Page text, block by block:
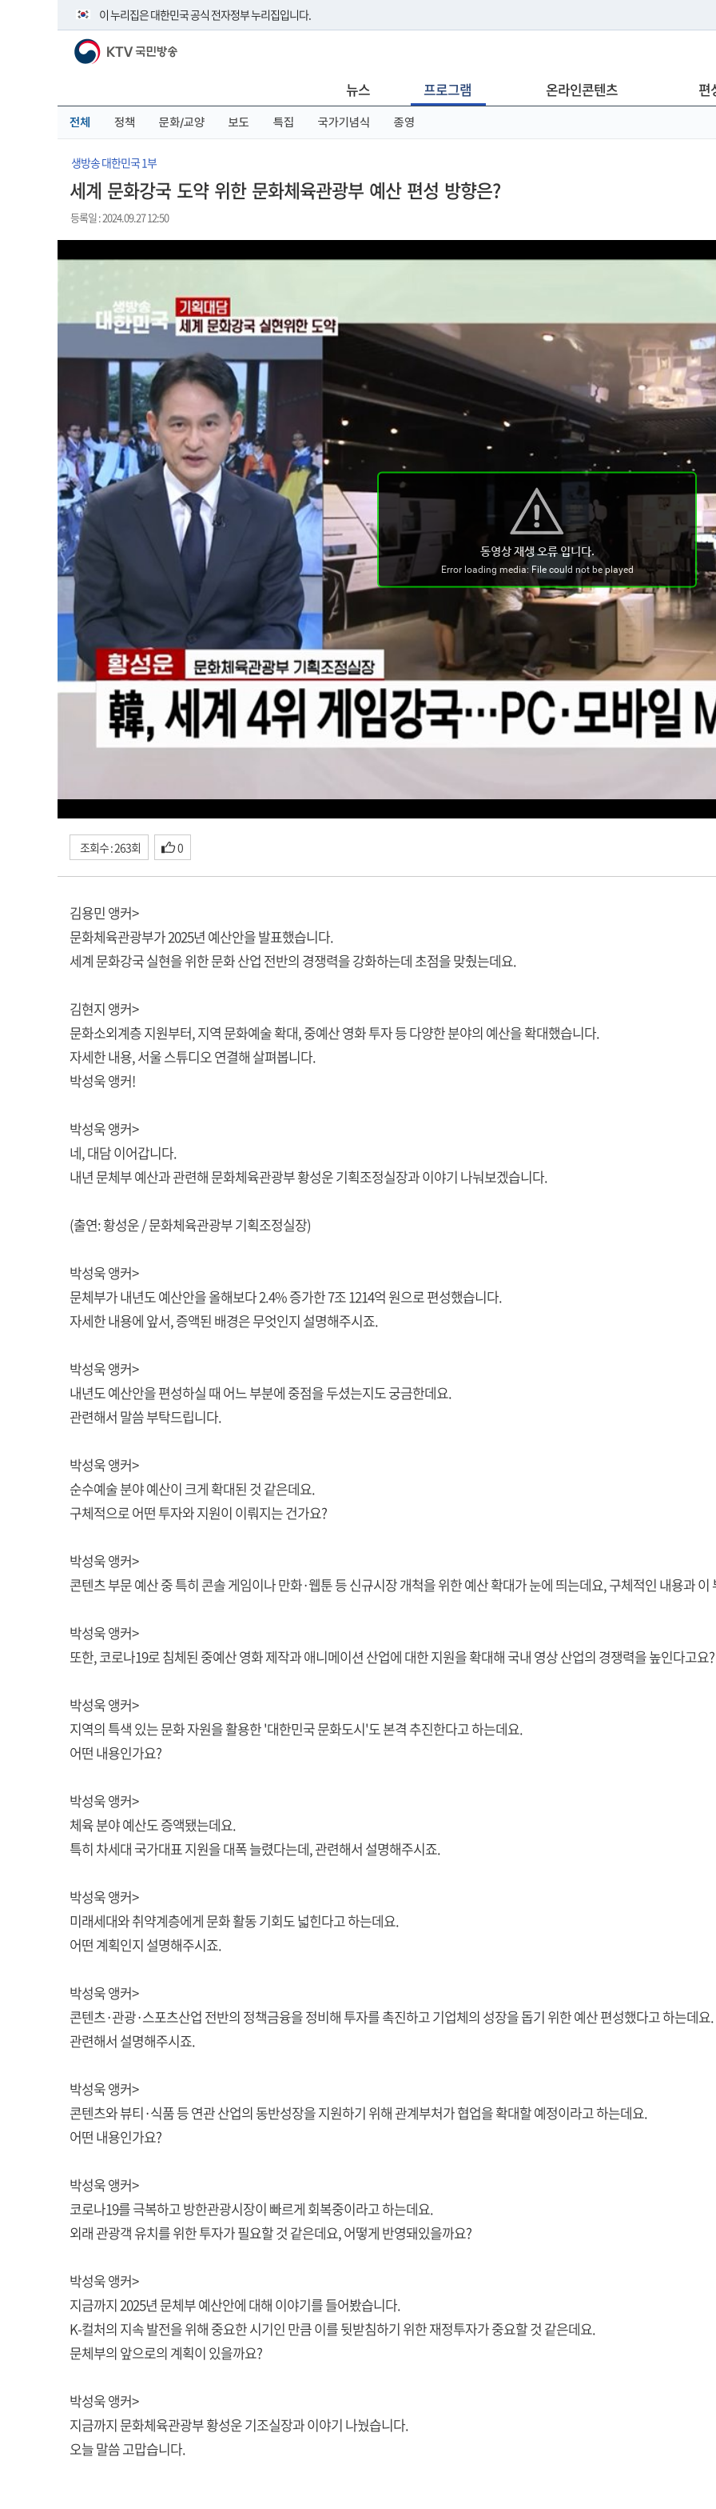
이 누리집은 대한민국 공식 전자정부 누리집입니다.
공식 누리집 주소 확인하기
이밖에 or.kr 또는 .kr등 다른 도메인 주소를 사용하고 있다면 아래 URL에서 도메인 주소를 확인해 보세요
KTV 국민방송
뉴스 프로그램 온라인콘텐츠 편
전체 정책 문화/교양 보도 특집 국가기념식 종영
생방송 대한민국 1부
세계 문화강국 도약 위한 문화체육관광부 예산 편성 방향은?
등록일 : 2024.09.27 12:50
조회수 : 263회 0
김용민 앵커>
문화체육관광부가 2025년 예산안을 발표했습니다.
세계 문화강국 실현을 위한 문화 산업 전반의 경쟁력을 강화하는데 초점을 맞췄는데요.
김현지 앵커>
문화소외계층 지원부터, 지역 문화예술 확대, 중예산 영화 투자 등 다양한 분야의 예산을 확대했습니다.
자세한 내용, 서울 스튜디오 연결해 살펴봅니다.
박성욱 앵커!
박성욱 앵커>
네, 대담 이어갑니다.
내년 문체부 예산과 관련해 문화체육관광부 황성운 기획조정실장과 이야기 나눠보겠습니다.
(출연: 황성운 / 문화체육관광부 기획조정실장)
박성욱 앵커>
문체부가 내년도 예산안을 올해보다 2.4% 증가한 7조 1214억 원으로 편성했습니다.
자세한 내용에 앞서, 증액된 배경은 무엇인지 설명해주시죠.
박성욱 앵커>
내년도 예산안을 편성하실 때 어느 부분에 중점을 두셨는지도 궁금한데요.
관련해서 말씀 부탁드립니다.
박성욱 앵커>
순수예술 분야 예산이 크게 확대된 것 같은데요.
구체적으로 어떤 투자와 지원이 이뤄지는 건가요?
박성욱 앵커>
콘텐츠 부문 예산 중 특히 콘솔 게임이나 만화·웹툰 등 신규시장 개척을 위한 예산 확대가 눈에 띄는데요, 구체적인 내용과
박성욱 앵커>
또한, 코로나19로 침체된 중예산 영화 제작과 애니메이션 산업에 대한 지원을 확대해 국내 영상 산업의 경쟁력을 높인다고요?
박성욱 앵커>
지역의 특색 있는 문화 자원을 활용한 '대한민국 문화도시'도 본격 추진한다고 하는데요.
어떤 내용인가요?
박성욱 앵커>
체육 분야 예산도 증액됐는데요.
특히 차세대 국가대표 지원을 대폭 늘렸다는데, 관련해서 설명해주시죠.
박성욱 앵커>
미래세대와 취약계층에게 문화 활동 기회도 넓힌다고 하는데요.
어떤 계획인지 설명해주시죠.
박성욱 앵커>
콘텐츠·관광·스포츠산업 전반의 정책금융을 정비해 투자를 촉진하고 기업체의 성장을 돕기 위한 예산 편성했다고 하는데요.
관련해서 설명해주시죠.
박성욱 앵커>
콘텐츠와 뷰티·식품 등 연관 산업의 동반성장을 지원하기 위해 관계부처가 협업을 확대할 예정이라고 하는데요.
어떤 내용인가요?
박성욱 앵커>
코로나19를 극복하고 방한관광시장이 빠르게 회복중이라고 하는데요.
외래 관광객 유치를 위한 투자가 필요할 것 같은데요, 어떻게 반영돼있을까요?
박성욱 앵커>
지금까지 2025년 문체부 예산안에 대해 이야기를 들어봤습니다.
K-컬처의 지속 발전을 위해 중요한 시기인 만큼 이를 뒷받침하기 위한 재정투자가 중요할 것 같은데요.
문체부의 앞으로의 계획이 있을까요?
박성욱 앵커>
지금까지 문화체육관광부 황성운 기조실장과 이야기 나눴습니다.
오늘 말씀 고맙습니다.